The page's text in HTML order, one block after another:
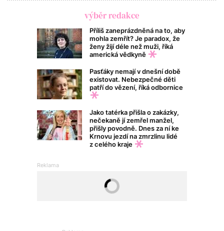
výběr redakce
Příliš zaneprázdněná na to, aby
mohla zemřít? Je paradox, že
ženy žijí déle než muži, říká
americká vědkyně
Pasťáky nemají v dnešní době
existovat. Nebezpečné děti
patří do vězení, říká odbornice
Jako tatérka přišla o zakázky,
nečekaně jí zemřel manžel,
přišly povodně. Dnes za ní ke
Krnovu jezdí na zmrzlinu lidé
z celého kraje